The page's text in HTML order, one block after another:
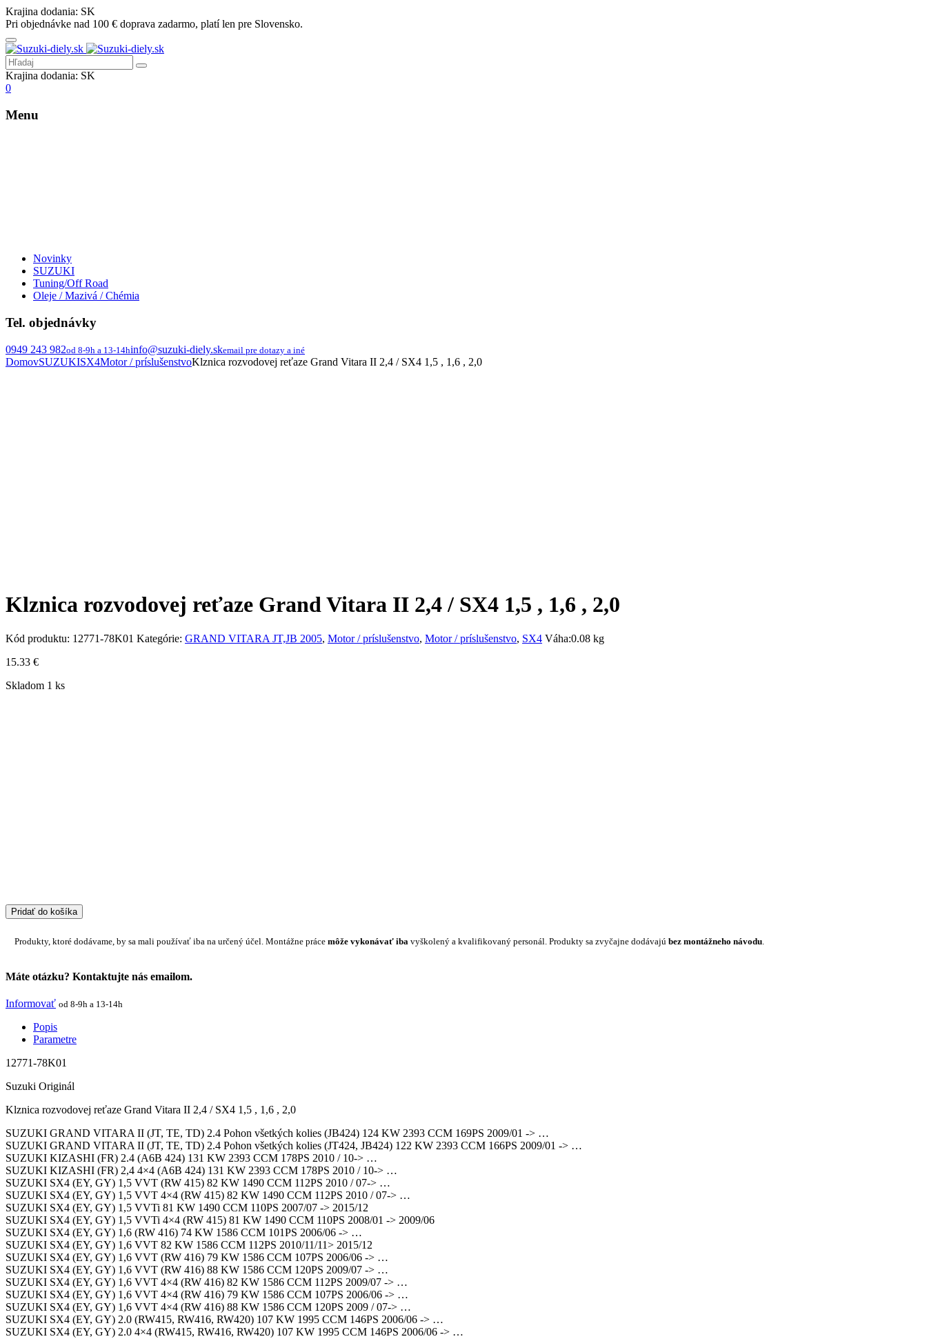
Krajina dodania: SK
Pri objednávke nad 100 € doprava zadarmo, platí len pre Slovensko.
Krajina dodania: SK
0
Menu
Novinky
SUZUKI
Tuning/Off Road
Oleje / Mazivá / Chémia
Tel. objednávky
0949 243 982od 8-9h a 13-14hinfo@suzuki-diely.skemail pre dotazy a iné
DomovSUZUKISX4Motor / príslušenstvoKlznica rozvodovej reťaze Grand Vitara II 2,4 / SX4 1,5 , 1,6 , 2,0
Klznica rozvodovej reťaze Grand Vitara II 2,4 / SX4 1,5 , 1,6 , 2,0
Kód produktu: 12771-78K01 Kategórie: GRAND VITARA JT,JB 2005, Motor / príslušenstvo, Motor / príslušenstvo, SX4 Váha:0.08 kg
15.33 €
Skladom 1 ks
Pridať do košíka
Produkty, ktoré dodávame, by sa mali používať iba na určený účel. Montážne práce môže vykonávať iba vyškolený a kvalifikovaný personál. Produkty sa zvyčajne dodávajú bez montážneho návodu
Máte otázku? Kontaktujte nás emailom.
Informovať od 8-9h a 13-14h
Popis
Parametre
12771-78K01
Suzuki Originál
Klznica rozvodovej reťaze Grand Vitara II 2,4 / SX4 1,5 , 1,6 , 2,0
SUZUKI GRAND VITARA II (JT, TE, TD) 2.4 Pohon všetkých kolies (JB424) 124 KW 2393 CCM 169PS 2009/01 -> …
SUZUKI GRAND VITARA II (JT, TE, TD) 2.4 Pohon všetkých kolies (JT424, JB424) 122 KW 2393 CCM 166PS 2009/01 -> …
SUZUKI KIZASHI (FR) 2.4 (A6B 424) 131 KW 2393 CCM 178PS 2010 / 10-> …
SUZUKI KIZASHI (FR) 2,4 4×4 (A6B 424) 131 KW 2393 CCM 178PS 2010 / 10-> …
SUZUKI SX4 (EY, GY) 1,5 VVT (RW 415) 82 KW 1490 CCM 112PS 2010 / 07-> …
SUZUKI SX4 (EY, GY) 1,5 VVT 4×4 (RW 415) 82 KW 1490 CCM 112PS 2010 / 07-> …
SUZUKI SX4 (EY, GY) 1,5 VVTi 81 KW 1490 CCM 110PS 2007/07 -> 2015/12
SUZUKI SX4 (EY, GY) 1,5 VVTi 4×4 (RW 415) 81 KW 1490 CCM 110PS 2008/01 -> 2009/06
SUZUKI SX4 (EY, GY) 1,6 (RW 416) 74 KW 1586 CCM 101PS 2006/06 -> …
SUZUKI SX4 (EY, GY) 1,6 VVT 82 KW 1586 CCM 112PS 2010/11/11> 2015/12
SUZUKI SX4 (EY, GY) 1,6 VVT (RW 416) 79 KW 1586 CCM 107PS 2006/06 -> …
SUZUKI SX4 (EY, GY) 1,6 VVT (RW 416) 88 KW 1586 CCM 120PS 2009/07 -> …
SUZUKI SX4 (EY, GY) 1,6 VVT 4×4 (RW 416) 82 KW 1586 CCM 112PS 2009/07 -> …
SUZUKI SX4 (EY, GY) 1,6 VVT 4×4 (RW 416) 79 KW 1586 CCM 107PS 2006/06 -> …
SUZUKI SX4 (EY, GY) 1,6 VVT 4×4 (RW 416) 88 KW 1586 CCM 120PS 2009 / 07-> …
SUZUKI SX4 (EY, GY) 2.0 (RW415, RW416, RW420) 107 KW 1995 CCM 146PS 2006/06 -> …
SUZUKI SX4 (EY, GY) 2.0 4×4 (RW415, RW416, RW420) 107 KW 1995 CCM 146PS 2006/06 -> …